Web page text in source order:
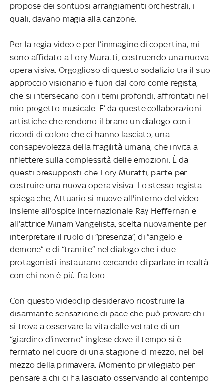
propose dei sontuosi arrangiamenti orchestrali, i
quali, davano magia alla canzone.
Per la regia video e per l’immagine di copertina, mi
sono affidato a Lory Muratti, costruendo una nuova
opera visiva. Orgoglioso di questo sodalizio tra il suo
approccio visionario e fuori dal coro come regista,
che si intersecano con i temi profondi, affrontati nel
mio progetto musicale. E’ da queste collaborazioni
artistiche che rendono il brano un dialogo con i
ricordi di coloro che ci hanno lasciato, una
consapevolezza della fragilità umana, che invita a
riflettere sulla complessità delle emozioni. È da
questi presupposti che Lory Muratti, parte per
costruire una nuova opera visiva. Lo stesso regista
spiega che, Attuario si muove all'interno del video
insieme all'ospite internazionale Ray Heffernan e
all'attrice Miriam Vangelista, scelta nuovamente per
interpretare il ruolo di “presenza”, di “angelo e
demone” e di “tramite” nel dialogo che i due
protagonisti instaurano cercando di parlare in realtà
con chi non è più fra loro.
Con questo videoclip desideravo ricostruire la
disarmante sensazione di pace che può provare chi
si trova a osservare la vita dalle vetrate di un
“giardino d'inverno” inglese dove il tempo si è
fermato nel cuore di una stagione di mezzo, nel bel
mezzo della primavera. Momento privilegiato per
pensare a chi ci ha lasciato osservando al contempo